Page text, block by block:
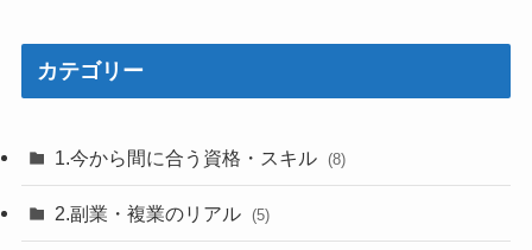
カテゴリー
1.今から間に合う資格・スキル (8)
2.副業・複業のリアル (5)